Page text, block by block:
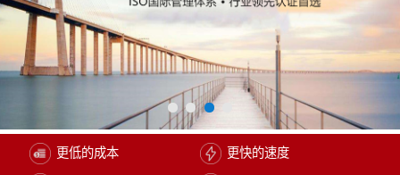
更低的成本 更快的速度